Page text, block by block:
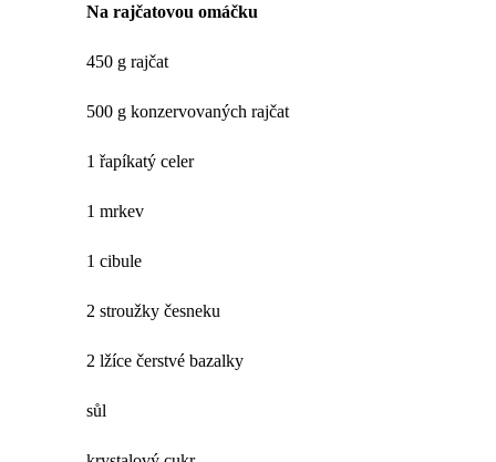
Na rajčatovou omáčku
450 g rajčat
500 g konzervovaných rajčat
1 řapíkatý celer
1 mrkev
1 cibule
2 stroužky česneku
2 lžíce čerstvé bazalky
sůl